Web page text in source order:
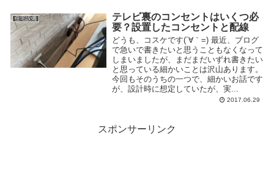
住宅設備
テレビ裏のコンセントはいくつ必
要？設置したコンセントと配線
どうも、コスケです(´∀｀=) 最近、ブログ
で急いで書きたいと思うこともなくなって
しまいましたが、まだまだいずれ書きたい
と思っている細かいことは沢山あります。
今回もそのうちの一つで、細かいお話です
が、設計時に想定していたが、実...
2017.06.29
スポンサーリンク